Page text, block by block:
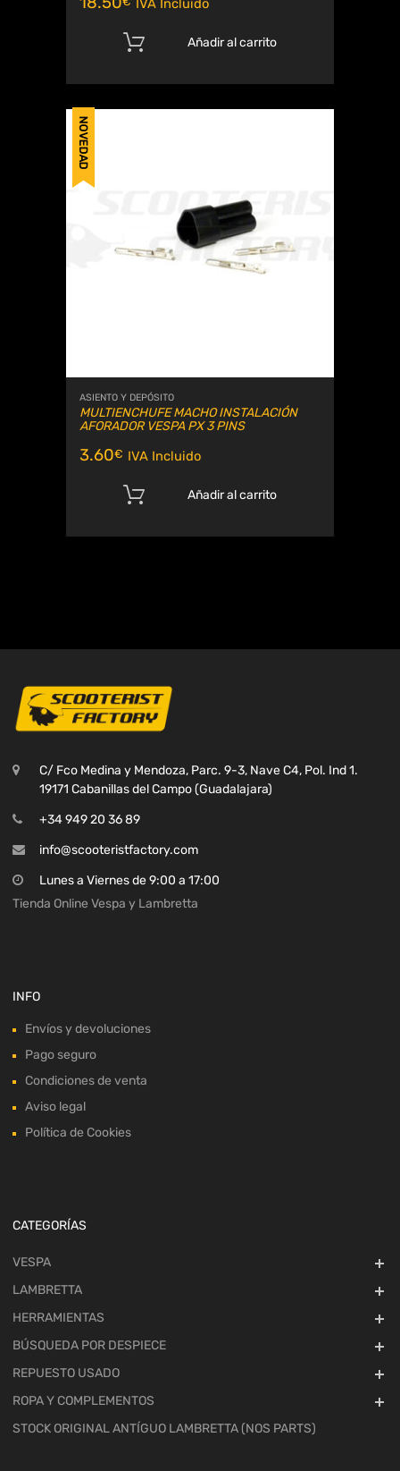
IVA Incluido
Añadir al carrito
NOVEDAD
ASIENTO Y DEPÓSITO
MULTIENCHUFE MACHO INSTALACIÓN
AFORADOR VESPA PX 3 PINS
3.60€ IVA Incluido
Añadir al carrito
C/ Fco Medina y Mendoza, Parc. 9-3, Nave C4, Pol. Ind 1.
19171 Cabanillas del Campo (Guadalajara)
+34 949 20 36 89
info@scooteristfactory.com
Lunes a Viernes de 9:00 a 17:00
Tienda Online Vespa y Lambretta
INFO
Envíos y devoluciones
Pago seguro
Condiciones de venta
Aviso legal
Política de Cookies
CATEGORÍAS
VESPA
LAMBRETTA
HERRAMIENTAS
BÚSQUEDA POR DESPIECE
REPUESTO USADO
ROPA Y COMPLEMENTOS
STOCK ORIGINAL ANTÍGUO LAMBRETTA (NOS PARTS)